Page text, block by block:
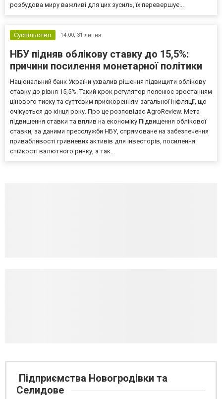
розбудова миру важливі для цих зусиль, їх перевершує...
Суспільство 14:00, 31 липня
НБУ підняв облікову ставку до 15,5%:
причини посилення монетарної політики
Національний банк України ухвалив рішення підвищити облікову
ставку до рівня 15,5%. Такий крок регулятор пояснює зростанням
цінового тиску та суттєвим прискоренням загальної інфляції, що
очікується до кінця року. Про це розповідає AgroReview. Мета
підвищення ставки та вплив на економіку Підвищення облікової
ставки, за даними пресслужби НБУ, спрямоване на забезпечення
привабливості гривневих активів для інвесторів, посилення
стійкості валютного ринку, а так...
Підприємства Новогродівки та
Селидове